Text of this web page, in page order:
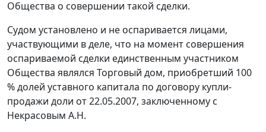
Общества о совершении такой сделки.
Судом установлено и не оспаривается лицами,
участвующими в деле, что на момент совершения
оспариваемой сделки единственным участником
Общества являлся Торговый дом, приобретший 100
% долей уставного капитала по договору купли-
продажи доли от 22.05.2007, заключенному с
Некрасовым А.Н.